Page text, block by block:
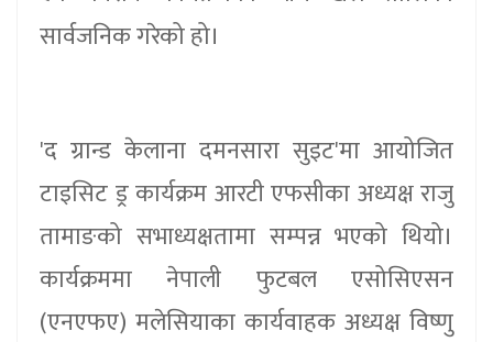
सार्वजनिक गरेको हो।
'द ग्रान्ड केलाना दमनसारा सुइट'मा आयोजित
टाइसिट ड्र कार्यक्रम आरटी एफसीका अध्यक्ष राजु
तामाङको सभाध्यक्षतामा सम्पन्न भएको थियो।
कार्यक्रममा नेपाली फुटबल एसोसिएसन
(एनएफए) मलेसियाका कार्यवाहक अध्यक्ष विष्णु